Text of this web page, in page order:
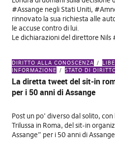
#Assange negli Stati Uniti,
rinnovato la sua richiesta alle
le accuse contro di lui.
Le dichiarazioni del direttore Nils
DIRITTO ALLA CONOSCENZA
INFORMAZIONE
STATO DI
La diretta tweet del sit-in
per i 50 anni di Assange
Post un po’ diverso dal solito,
Trilussa in Roma, del sit-in
Assange” per i 50 anni di